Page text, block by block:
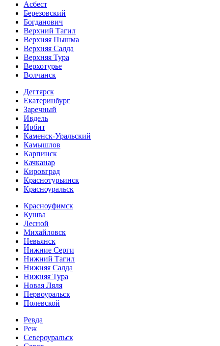
Асбест
Березовский
Богданович
Верхний Тагил
Верхняя Пышма
Верхняя Салда
Верхняя Тура
Верхотурье
Волчанск
Дегтярск
Екатеринбург
Заречный
Ивдель
Ирбит
Каменск-Уральский
Камышлов
Карпинск
Качканар
Кировград
Краснотурьинск
Красноуральск
Красноуфимск
Кушва
Лесной
Михайловск
Невьянск
Нижние Серги
Нижний Тагил
Нижняя Салда
Нижняя Тура
Новая Ляля
Первоуральск
Полевской
Ревда
Реж
Североуральск